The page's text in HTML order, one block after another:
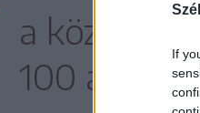
If
a
100